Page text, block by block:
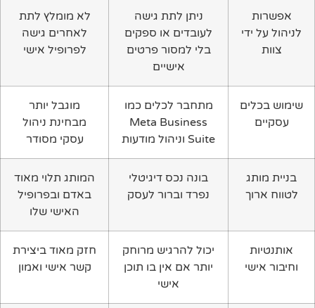
אפשרות
לניהול על ידי
צוות
ניתן לתת גישה
לעובדים או ספקים
בלי למסור פרטים
אישיים
לא מומלץ לתת
לאחרים גישה
לפרופיל אישי
שימוש בכלים
עסקיים
מתחבר לכלים כמו
Meta Business
Suite וניהול מודעות
מוגבל יותר
מבחינת ניהול
עסקי מסודר
בניית מותג
לטווח ארוך
בונה נכס דיגיטלי
נפרד וברור לעסק
המותג תלוי מאוד
באדם ובפרופיל
האישי שלו
אותנטיות
וחיבור אישי
יכול להרגיש מרוחק
יותר אם אין בו תוכן
אישי
חזק מאוד ביצירת
קשר אישי ואמון